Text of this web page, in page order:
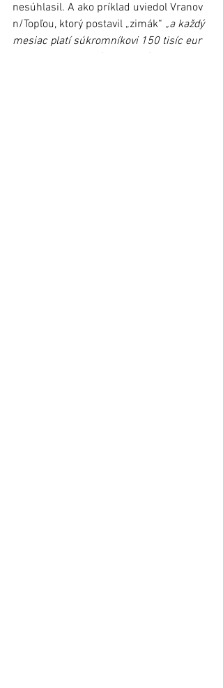
nesúhlasil. A ako príklad uviedol Vranov
n/Topľou, ktorý postavil „zimák“ „a každý
mesiac platí súkromníkovi 150 tisíc eur